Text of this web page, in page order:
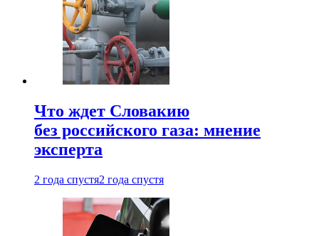
Что ждет Словакию
без российского газа: мнение
эксперта
2 года спустя2 года спустя